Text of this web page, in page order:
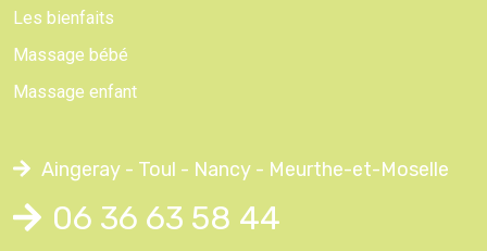
Les bienfaits
Massage bébé
Massage enfant
Aingeray - Toul - Nancy - Meurthe-et-Moselle
06 36 63 58 44